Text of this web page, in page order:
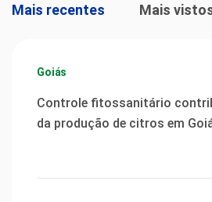
Mais recentes Mais
Goiás
Controle fitossanitário
da produção de citros em